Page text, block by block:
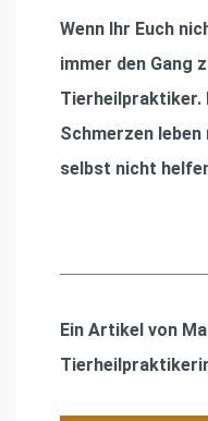
Wenn Ihr Euch
immer den Gang
Tierheilpraktiker.
Schmerzen
selbst nicht
Ein Artikel von